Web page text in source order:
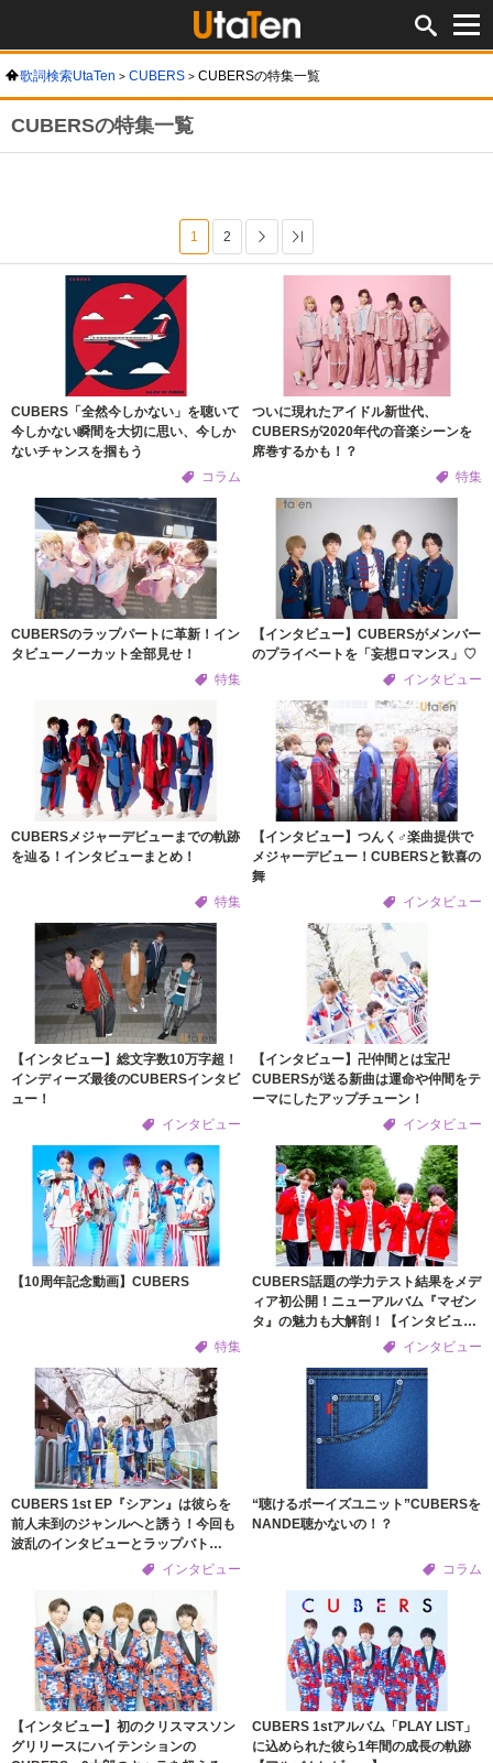
歌詞検索UtaTen CUBERS CUBERSの特集一覧
CUBERSの特集一覧
1 2 次へ
CUBERS「全然今しかない」を聴いて
今しかない瞬間を大切に思い、今しか
ないチャンスを掴もう
コラム
ついに現れたアイドル新世代、
CUBERSが2020年代の音楽シーンを
席巻するかも！？
特集
CUBERSのラップパートに革新！イン
タビューノーカット全部見せ！
特集
【インタビュー】CUBERSがメンバー
のプライベートを「妄想ロマンス」♡
インタビュー
CUBERSメジャーデビューまでの軌跡
を辿る！インタビューまとめ！
特集
【インタビュー】つんく♂楽曲提供で
メジャーデビュー！CUBERSと歓喜の
舞
インタビュー
【インタビュー】総文字数10万字超！
インディーズ最後のCUBERSインタビ
ュー！
インタビュー
【インタビュー】卍仲間とは宝卍
CUBERSが送る新曲は運命や仲間をテ
ーマにしたアップチューン！
インタビュー
【10周年記念動画】CUBERS
特集
CUBERS話題の学力テスト結果をメデ
ィア初公開！ニューアルバム『マゼン
タ』の魅力も大解剖！【インタビュ
インタビュー
CUBERS 1st EP『シアン』は彼らを
前人未到のジャンルへと誘う！今回も
波乱のインタビューとラップバト
ル！？【インタビュー】 インタビュー
“聴けるボーイズユニット”CUBERSを
NANDE聴かないの！？
コラム
【インタビュー】初のクリスマスソン
グリリースにハイテンションの
CUBERS 1stアルバム「PLAY LIST」
に込められた彼ら1年間の成長の軌跡